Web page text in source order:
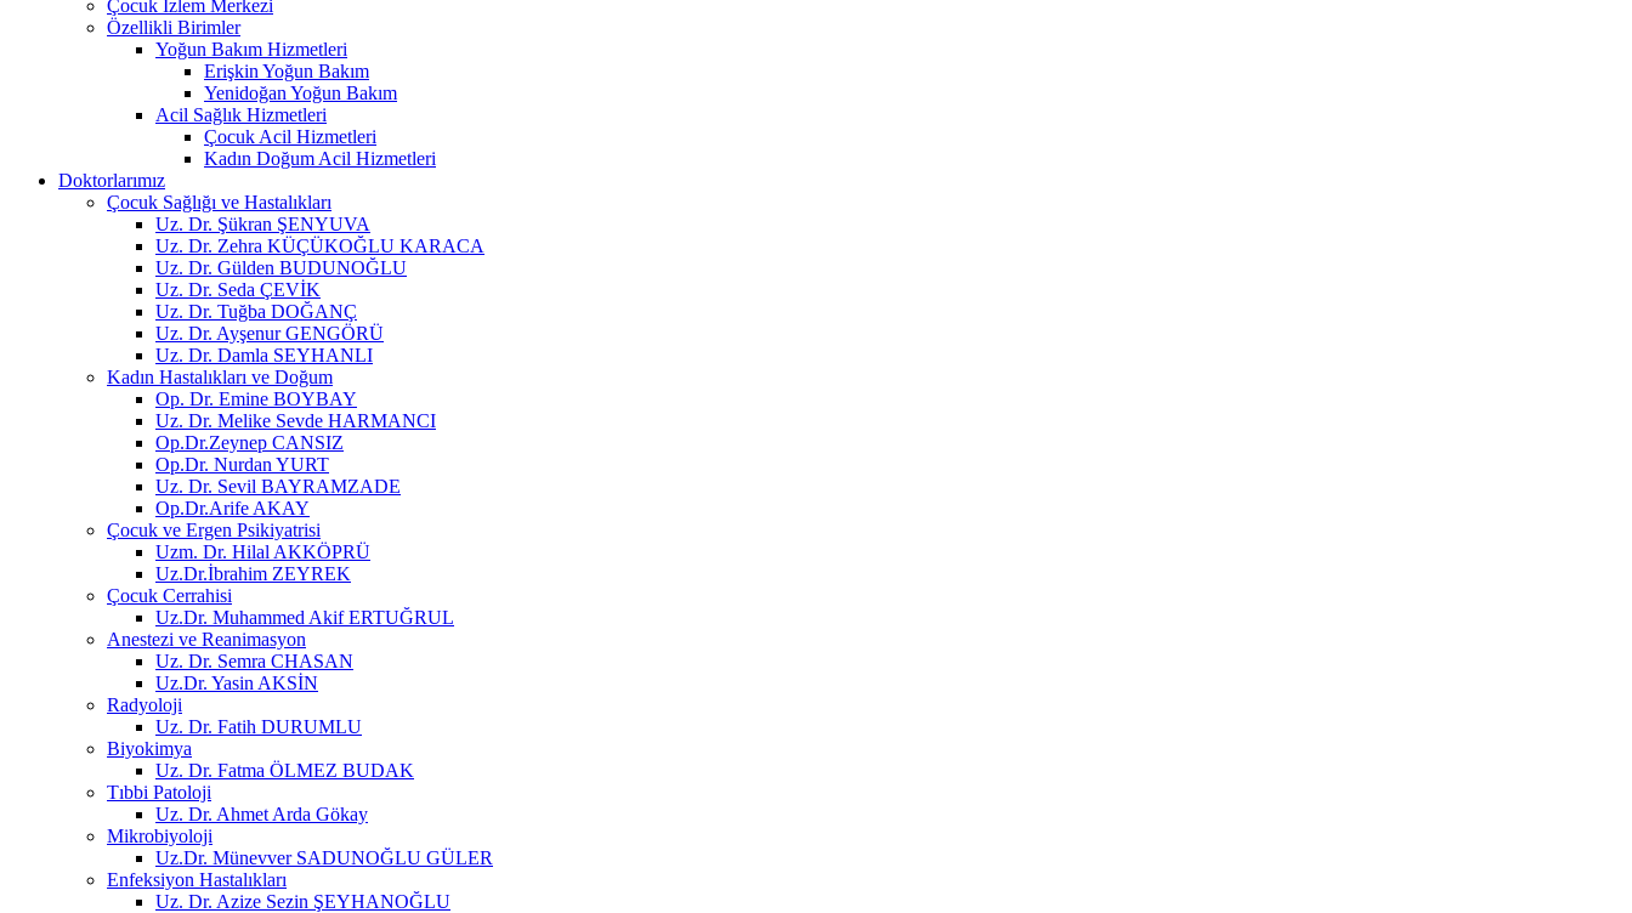
Çocuk İzlem Merkezi
Özellikli Birimler
Yoğun Bakım Hizmetleri
Erişkin Yoğun Bakım
Yenidoğan Yoğun Bakım
Acil Sağlık Hizmetleri
Çocuk Acil Hizmetleri
Kadın Doğum Acil Hizmetleri
Doktorlarımız
Çocuk Sağlığı ve Hastalıkları
Uz. Dr. Şükran ŞENYUVA
Uz. Dr. Zehra KÜÇÜKOĞLU KARACA
Uz. Dr. Gülden BUDUNOĞLU
Uz. Dr. Seda ÇEVİK
Uz. Dr. Tuğba DOĞANÇ
Uz. Dr. Ayşenur GENGÖRÜ
Uz. Dr. Damla SEYHANLI
Kadın Hastalıkları ve Doğum
Op. Dr. Emine BOYBAY
Uz. Dr. Melike Sevde HARMANCI
Op.Dr.Zeynep CANSIZ
Op.Dr. Nurdan YURT
Uz. Dr. Sevil BAYRAMZADE
Op.Dr.Arife AKAY
Çocuk ve Ergen Psikiyatrisi
Uzm. Dr. Hilal AKKÖPRÜ
Uz.Dr.İbrahim ZEYREK
Çocuk Cerrahisi
Uz.Dr. Muhammed Akif ERTUĞRUL
Anestezi ve Reanimasyon
Uz. Dr. Semra CHASAN
Uz.Dr. Yasin AKSİN
Radyoloji
Uz. Dr. Fatih DURUMLU
Biyokimya
Uz. Dr. Fatma ÖLMEZ BUDAK
Tıbbi Patoloji
Uz. Dr. Ahmet Arda Gökay
Mikrobiyoloji
Uz.Dr. Münevver SADUNOĞLU GÜLER
Enfeksiyon Hastalıkları
Uz. Dr. Azize Sezin ŞEYHANOĞLU